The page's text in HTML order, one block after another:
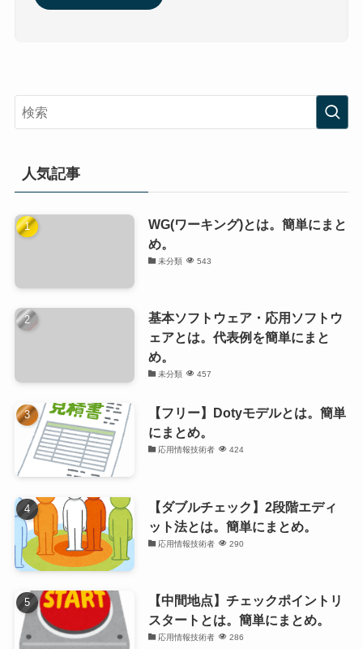
人気記事
WG(ワーキング)とは。簡単にまと
め。
未分類 543
基本ソフトウェア・応用ソフトウ
ェアとは。代表例を簡単にまと
め。
未分類 457
【フリー】Dotyモデルとは。簡単
にまとめ。
応用情報技術者 424
【ダブルチェック】2段階エディ
ット法とは。簡単にまとめ。
応用情報技術者 290
【中間地点】チェックポイントリ
スタートとは。簡単にまとめ。
応用情報技術者 286